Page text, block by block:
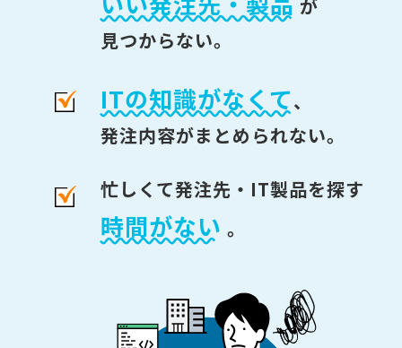
が
見つからない。
ITの知識がなくて、
発注内容がまとめられない。
忙しくて発注先・IT製品を探す
時間がない 。